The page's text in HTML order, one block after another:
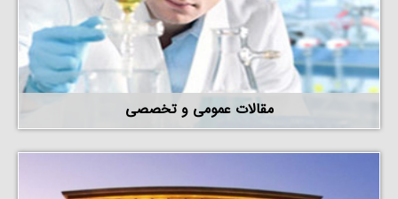
مقالات عمومی و تخصصی